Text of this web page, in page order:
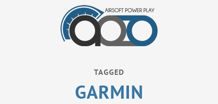
TAGGED
GARMIN